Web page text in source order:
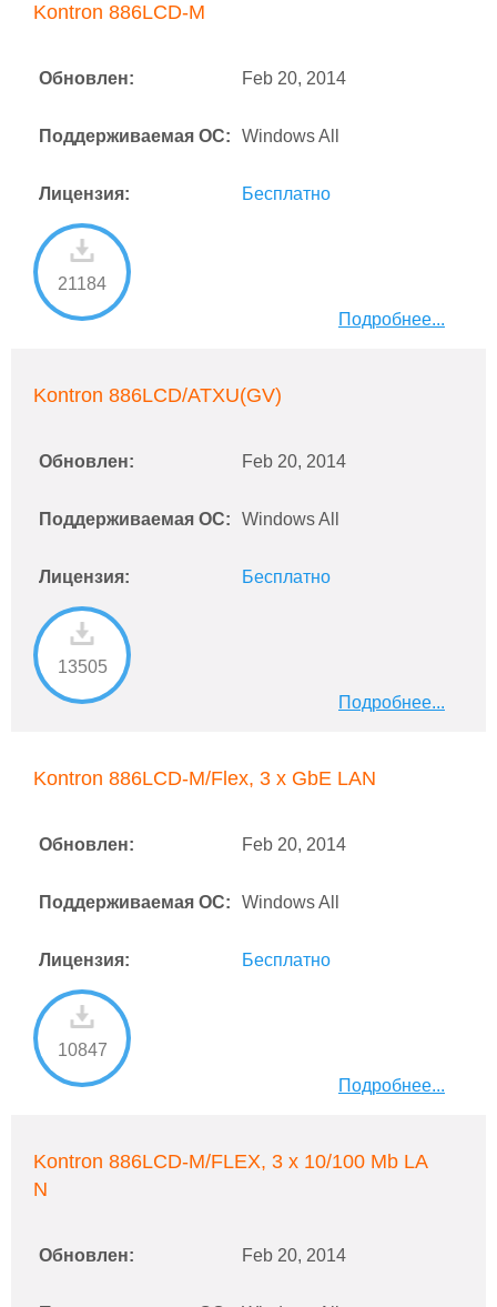
Kontron 886LCD-M
Обновлен: Feb 20, 2014
Поддерживаемая ОС: Windows All
Лицензия: Бесплатно
21184
Подробнее...
Kontron 886LCD/ATXU(GV)
Обновлен: Feb 20, 2014
Поддерживаемая ОС: Windows All
Лицензия: Бесплатно
13505
Подробнее...
Kontron 886LCD-M/Flex, 3 x GbE LAN
Обновлен: Feb 20, 2014
Поддерживаемая ОС: Windows All
Лицензия: Бесплатно
10847
Подробнее...
Kontron 886LCD-M/FLEX, 3 x 10/100 Mb LA
N
Обновлен: Feb 20, 2014